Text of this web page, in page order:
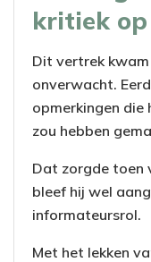
kritiek
Dit vertrek
onverwacht.
opmerkingen die
zou hebben
Dat zorgde toen
bleef hij wel
informateursrol.
Met het lekken